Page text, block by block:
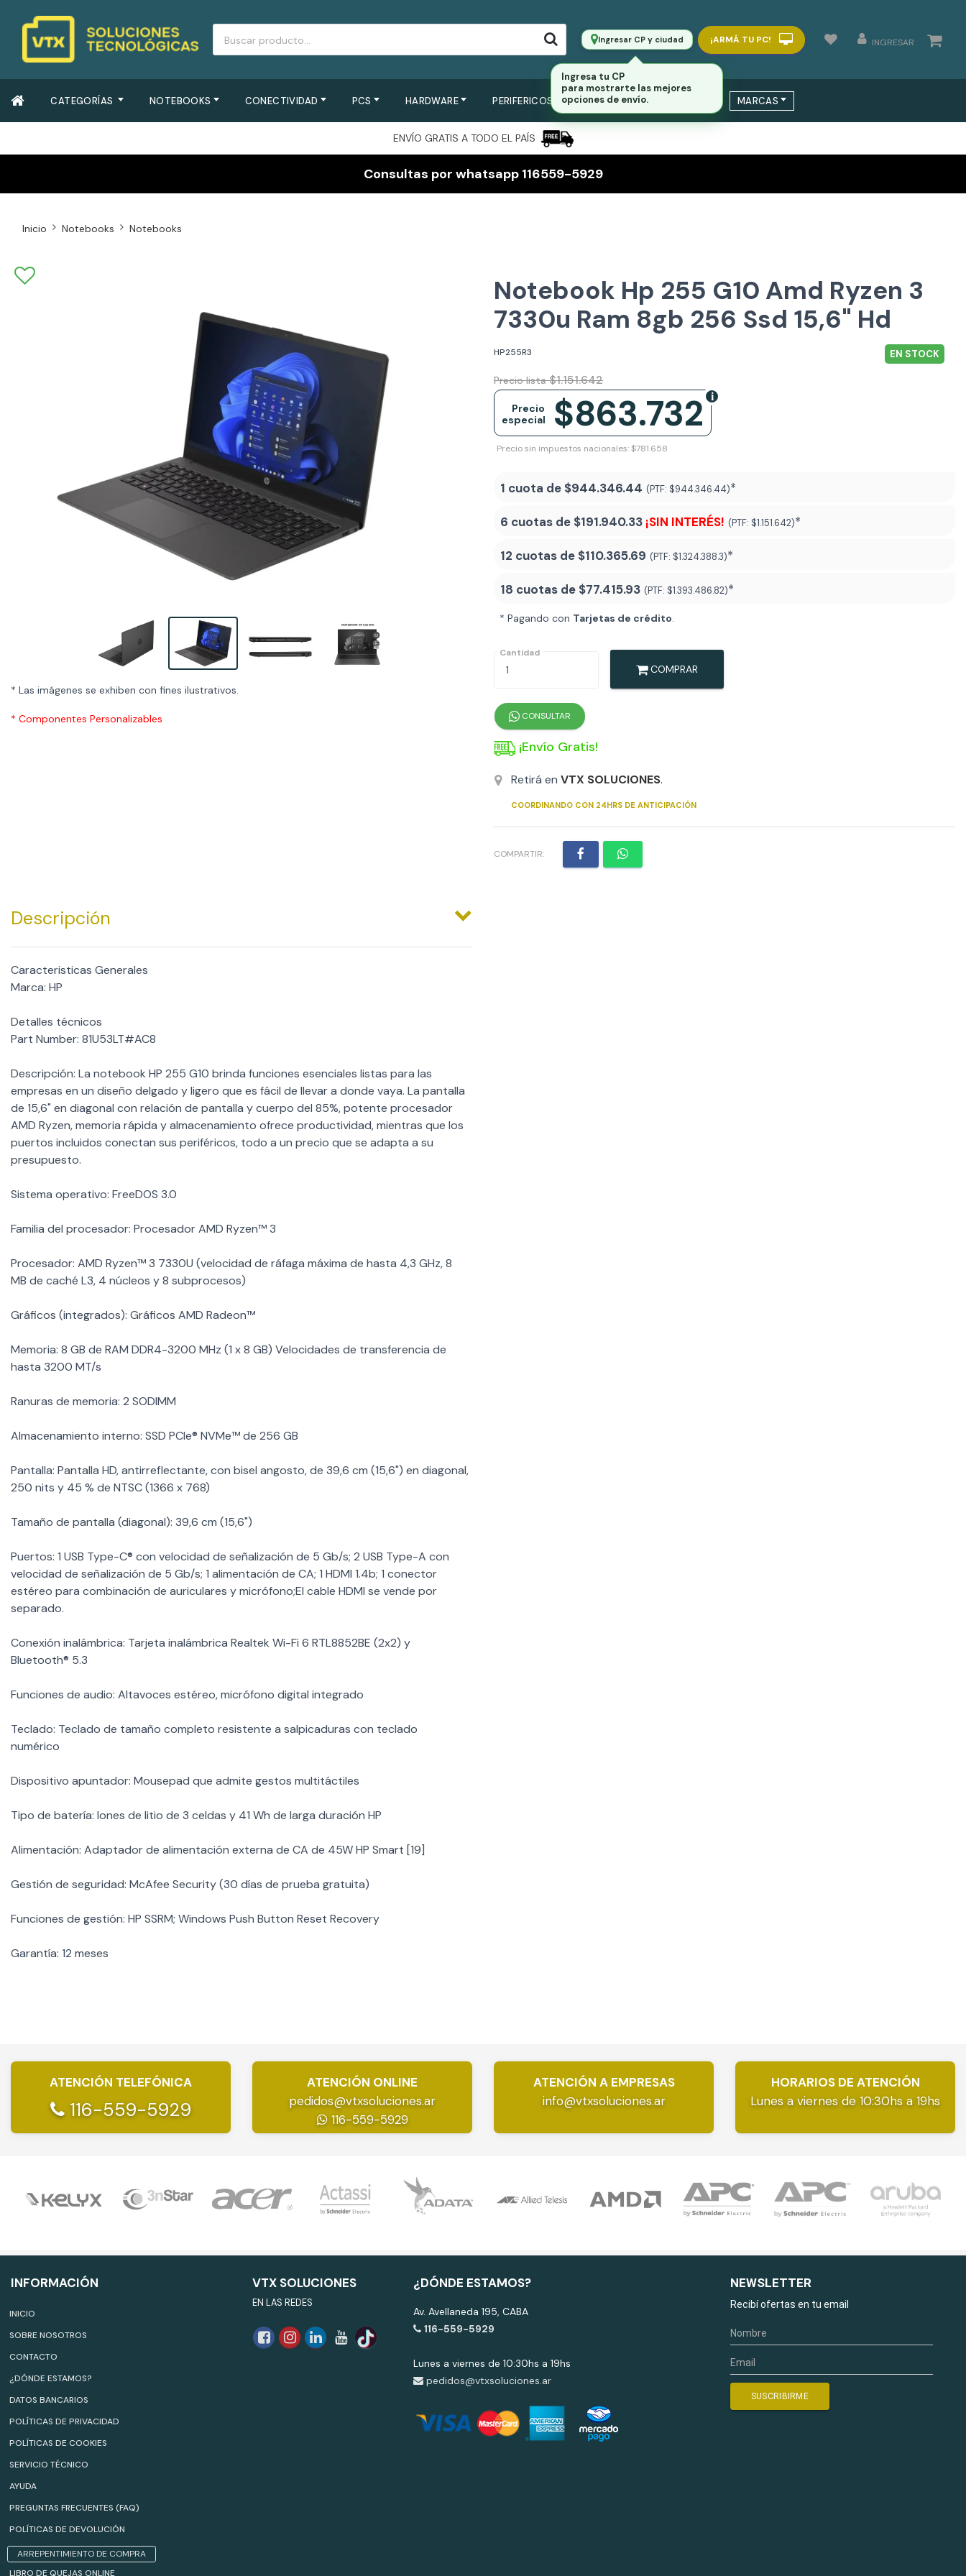
Ingresar CP y ciudad ¡ARMÁ TU PC! INGRESAR
CATEGORÍAS NOTEBOOKS CONECTIVIDAD PCS HARDWARE PERIFERICOS SERVIDORES / SWITCHS MARCAS
ENVÍO GRATIS A TODO EL PAÍS
Consultas por whatsapp 116559-5929
Inicio Notebooks Notebooks
* Las imágenes se exhiben con fines ilustrativos.
* Componentes Personalizables
Notebook Hp 255 G10 Amd Ryzen 3
7330u Ram 8gb 256 Ssd 15,6" Hd
HP255R3 EN STOCK
Precio lista $1.151.642
$863.732
Precio
especial
Precio sin impuestos nacionales: $781.658
1 cuota de $944.346.44 (PTF: $944.346.44)*
6 cuotas de $191.940.33 ¡SIN INTERÉS! (PTF: $1.151.642)*
12 cuotas de $110.365.69 (PTF: $1.324.388.3)*
18 cuotas de $77.415.93 (PTF: $1.393.486.82)*
* Pagando con Tarjetas de crédito.
Cantidad
COMPRAR
CONSULTAR
¡Envío Gratis!
Retirá en VTX SOLUCIONES.
COORDINANDO CON 24HRS DE ANTICIPACIÓN
COMPARTIR:
Descripción
Caracteristicas Generales
Marca: HP
Detalles técnicos
Part Number: 81U53LT#AC8
Descripción: La notebook HP 255 G10 brinda funciones esenciales listas para las
empresas en un diseño delgado y ligero que es fácil de llevar a donde vaya. La pantalla
de 15,6" en diagonal con relación de pantalla y cuerpo del 85%, potente procesador
AMD Ryzen, memoria rápida y almacenamiento ofrece productividad, mientras que los
puertos incluidos conectan sus periféricos, todo a un precio que se adapta a su
presupuesto.
Sistema operativo: FreeDOS 3.0
Familia del procesador: Procesador AMD Ryzen™ 3
Procesador: AMD Ryzen™ 3 7330U (velocidad de ráfaga máxima de hasta 4,3 GHz, 8
MB de caché L3, 4 núcleos y 8 subprocesos)
Gráficos (integrados): Gráficos AMD Radeon™
Memoria: 8 GB de RAM DDR4-3200 MHz (1 x 8 GB) Velocidades de transferencia de
hasta 3200 MT/s
Ranuras de memoria: 2 SODIMM
Almacenamiento interno: SSD PCIe® NVMe™ de 256 GB
Pantalla: Pantalla HD, antirreflectante, con bisel angosto, de 39,6 cm (15,6") en diagonal,
250 nits y 45 % de NTSC (1366 x 768)
Tamaño de pantalla (diagonal): 39,6 cm (15,6")
Puertos: 1 USB Type-C® con velocidad de señalización de 5 Gb/s; 2 USB Type-A con
velocidad de señalización de 5 Gb/s; 1 alimentación de CA; 1 HDMI 1.4b; 1 conector
estéreo para combinación de auriculares y micrófono;El cable HDMI se vende por
separado.
Conexión inalámbrica: Tarjeta inalámbrica Realtek Wi-Fi 6 RTL8852BE (2x2) y
Bluetooth® 5.3
Funciones de audio: Altavoces estéreo, micrófono digital integrado
Teclado: Teclado de tamaño completo resistente a salpicaduras con teclado
numérico
Dispositivo apuntador: Mousepad que admite gestos multitáctiles
Tipo de batería: Iones de litio de 3 celdas y 41 Wh de larga duración HP
Alimentación: Adaptador de alimentación externa de CA de 45W HP Smart [19]
Gestión de seguridad: McAfee Security (30 días de prueba gratuita)
Funciones de gestión: HP SSRM; Windows Push Button Reset Recovery
Garantía: 12 meses
ATENCIÓN TELEFÓNICA
116-559-5929
ATENCIÓN ONLINE
pedidos@vtxsoluciones.ar
116-559-5929
ATENCIÓN A EMPRESAS
info@vtxsoluciones.ar
HORARIOS DE ATENCIÓN
Lunes a viernes de 10:30hs a 19hs
INFORMACIÓN
INICIO
SOBRE NOSOTROS
CONTACTO
¿DÓNDE ESTAMOS?
DATOS BANCARIOS
POLÍTICAS DE PRIVACIDAD
POLÍTICAS DE COOKIES
SERVICIO TÉCNICO
AYUDA
PREGUNTAS FRECUENTES (FAQ)
POLÍTICAS DE DEVOLUCIÓN
ARREPENTIMIENTO DE COMPRA
LIBRO DE QUEJAS ONLINE
VTX SOLUCIONES
EN LAS REDES
¿DÓNDE ESTAMOS?
Av. Avellaneda 195, CABA
116-559-5929
Lunes a viernes de 10:30hs a 19hs
pedidos@vtxsoluciones.ar
NEWSLETTER
Recibí ofertas en tu email